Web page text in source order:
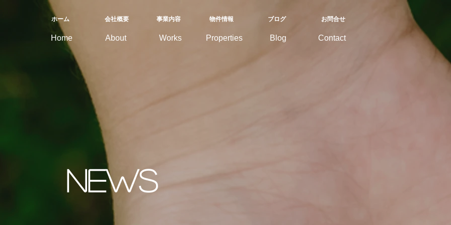
ホーム 会社概要 ​事業内容 物件情報 ブログ お問合せ
Home About Works Properties Blog Contact
news